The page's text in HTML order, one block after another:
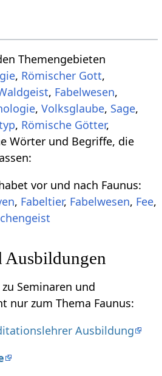
Themengebieten
, Römischer Gott,
, Fabelwesen,
,Volksglaube, Sage,
, Römische Götter,
Wörter und Begriffe, die
vor und nach Faunus:
, Fabeltier, Fabelwesen, Fee,
Ausbildungen
Seminaren und
nur zum Thema Faunus:
Ausbildung